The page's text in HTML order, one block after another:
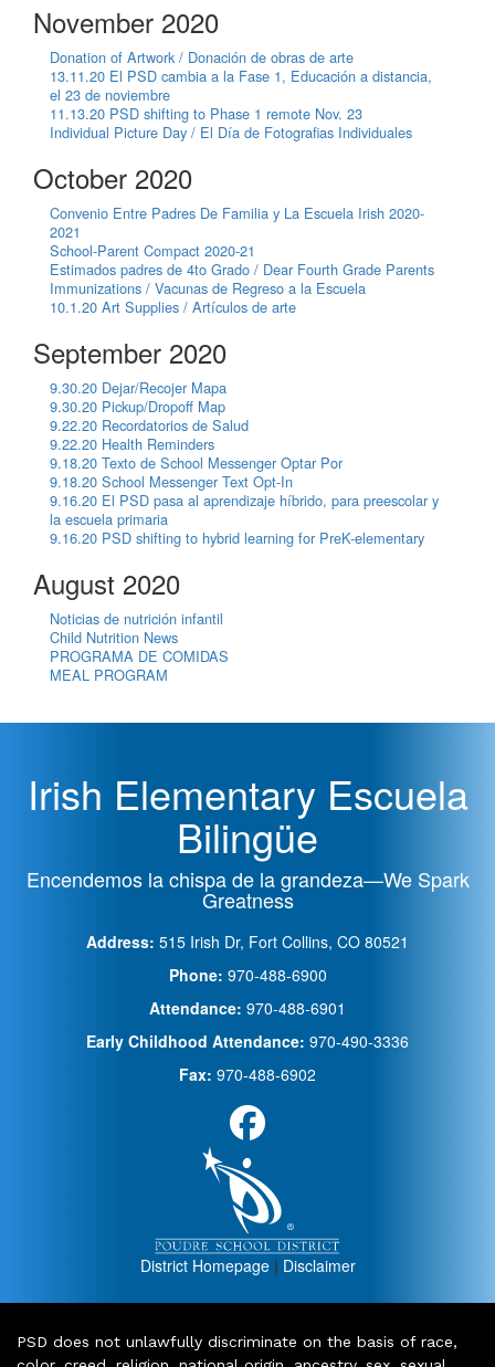
November 2020
Donation of Artwork / Donación de obras de arte
13.11.20 El PSD cambia a la Fase 1, Educación a distancia,
el 23 de noviembre
11.13.20 PSD shifting to Phase 1 remote Nov. 23
Individual Picture Day / El Día de Fotografias Individuales
October 2020
Convenio Entre Padres De Familia y La Escuela Irish 2020-
2021
School-Parent Compact 2020-21
Estimados padres de 4to Grado / Dear Fourth Grade Parents
Immunizations / Vacunas de Regreso a la Escuela
10.1.20 Art Supplies / Artículos de arte
September 2020
9.30.20 Dejar/Recojer Mapa
9.30.20 Pickup/Dropoff Map
9.22.20 Recordatorios de Salud
9.22.20 Health Reminders
9.18.20 Texto de School Messenger Optar Por
9.18.20 School Messenger Text Opt-In
9.16.20 El PSD pasa al aprendizaje híbrido, para preescolar y
la escuela primaria
9.16.20 PSD shifting to hybrid learning for PreK-elementary
August 2020
Noticias de nutrición infantil
Child Nutrition News
PROGRAMA DE COMIDAS
MEAL PROGRAM
Irish Elementary Escuela
Bilingüe
Encendemos la chispa de la grandeza—We Spark
Greatness
Address: 515 Irish Dr, Fort Collins, CO 80521
Phone: 970-488-6900
Attendance: 970-488-6901
Early Childhood Attendance: 970-490-3336
Fax: 970-488-6902
District Homepage| Disclaimer
PSD does not unlawfully discriminate on the basis of race,